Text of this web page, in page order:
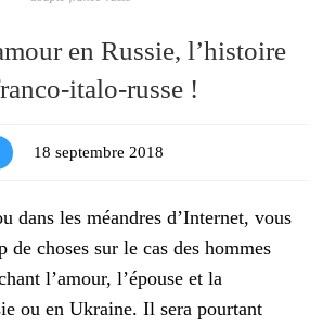
en Russie, l’histoire
italo-russe !
18 septembre 2018
dans les méandres d’Internet, vous
de choses sur le cas des hommes
l’amour, l’épouse et la
ou en Ukraine. Il sera pourtant